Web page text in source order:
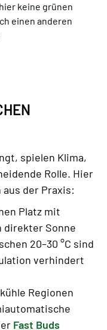
keine grünen
einen anderen
spielen Klima,
Rolle. Hier
der Praxis:
Platz mit
direkter Sonne
20–30 °C sind
verhindert
Regionen
Fast Buds